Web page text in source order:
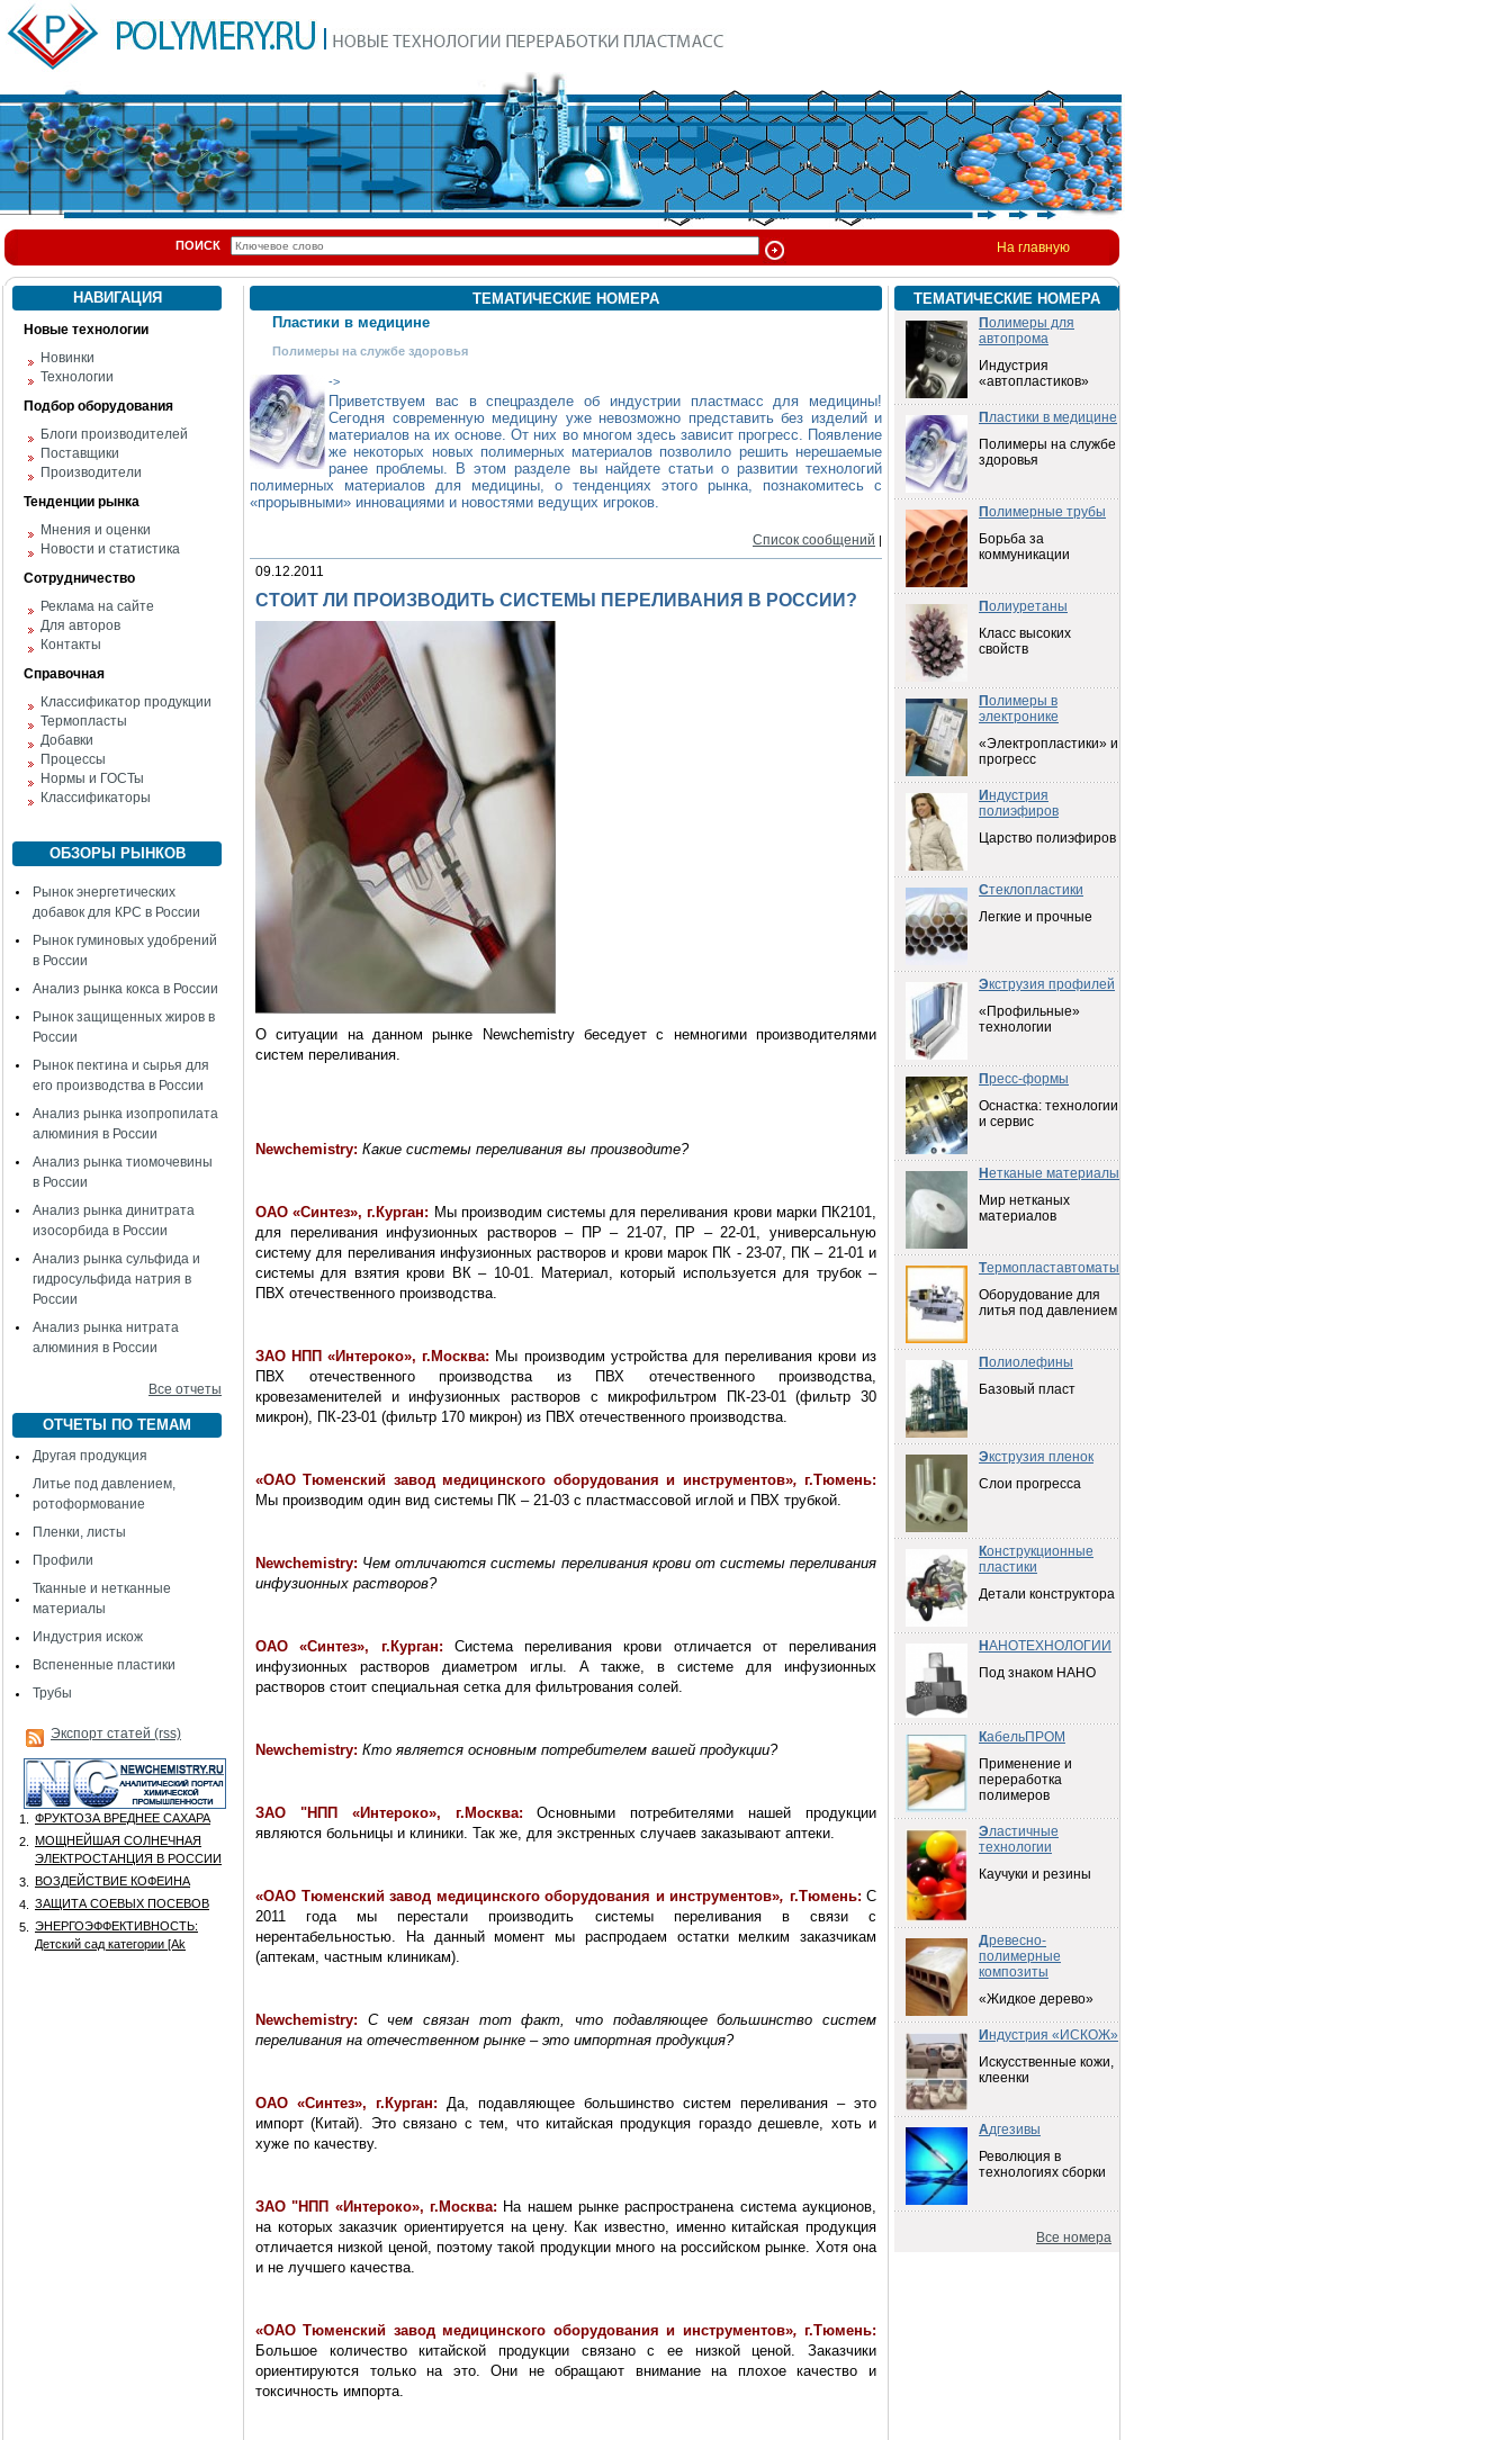
ПОИСК На главную
НАВИГАЦИЯ
Новые технологии
Новинки
Технологии
Подбор оборудования
Блоги производителей
Поставщики
Производители
Тенденции рынка
Мнения и оценки
Новости и статистика
Сотрудничество
Реклама на сайте
Для авторов
Контакты
Справочная
Классификатор продукции
Термопласты
Добавки
Процессы
Нормы и ГОСТы
Классификаторы
ОБЗОРЫ РЫНКОВ
Рынок энергетических
добавок для КРС в России
Рынок гуминовых удобрений
в России
Анализ рынка кокса в России
Рынок защищенных жиров в
России
Рынок пектина и сырья для
его производства в России
Анализ рынка изопропилата
алюминия в России
Анализ рынка тиомочевины
в России
Анализ рынка динитрата
изосорбида в России
Анализ рынка сульфида и
гидросульфида натрия в
России
Анализ рынка нитрата
алюминия в России
Все отчеты
ОТЧЕТЫ ПО ТЕМАМ
Другая продукция
Литье под давлением,
ротоформование
Пленки, листы
Профили
Тканные и нетканные
материалы
Индустрия искож
Вспененные пластики
Трубы
Экспорт статей (rss)
1.
ФРУКТОЗА ВРЕДНЕЕ САХАРА
2.
МОЩНЕЙШАЯ СОЛНЕЧНАЯ
ЭЛЕКТРОСТАНЦИЯ В РОССИИ
3.
ВОЗДЕЙСТВИЕ КОФЕИНА
4.
ЗАЩИТА СОЕВЫХ ПОСЕВОВ
5.
ЭНЕРГОЭФФЕКТИВНОСТЬ:
Детский сад категории [Аk
ТЕМАТИЧЕСКИЕ НОМЕРА
Пластики в медицине
Полимеры на службе здоровья
->
Приветствуем вас в спецразделе об индустрии пластмасс для медицины!
Сегодня современную медицину уже невозможно представить без изделий и
материалов на их основе. От них во многом здесь зависит прогресс. Появление
же некоторых новых полимерных материалов позволило решить нерешаемые
ранее проблемы. В этом разделе вы найдете статьи о развитии технологий
полимерных материалов для медицины, о тенденциях этого рынка, познакомитесь с
«прорывными» инновациями и новостями ведущих игроков.
Список сообщений |
09.12.2011
СТОИТ ЛИ ПРОИЗВОДИТЬ СИСТЕМЫ ПЕРЕЛИВАНИЯ В РОССИИ?
О ситуации на данном рынке Newchemistry беседует с немногими производителями
систем переливания.
Newchemistry: Какие системы переливания вы производите?
ОАО «Синтез», г.Курган: Мы производим системы для переливания крови марки ПК2101,
для переливания инфузионных растворов – ПР – 21-07, ПР – 22-01, универсальную
систему для переливания инфузионных растворов и крови марок ПК - 23-07, ПК – 21-01 и
системы для взятия крови ВК – 10-01. Материал, который используется для трубок –
ПВХ отечественного производства.
ЗАО НПП «Интероко», г.Москва: Мы производим устройства для переливания крови из
ПВХ отечественного производства из ПВХ отечественного производства,
кровезаменителей и инфузионных растворов с микрофильтром ПК-23-01 (фильтр 30
микрон), ПК-23-01 (фильтр 170 микрон) из ПВХ отечественного производства.
«ОАО Тюменский завод медицинского оборудования и инструментов», г.Тюмень:
Мы производим один вид системы ПК – 21-03 с пластмассовой иглой и ПВХ трубкой.
Newchemistry: Чем отличаются системы переливания крови от системы переливания
инфузионных растворов?
ОАО «Синтез», г.Курган: Система переливания крови отличается от переливания
инфузионных растворов диаметром иглы. А также, в системе для инфузионных
растворов стоит специальная сетка для фильтрования солей.
Newchemistry: Кто является основным потребителем вашей продукции?
ЗАО "НПП «Интероко», г.Москва: Основными потребителями нашей продукции
являются больницы и клиники. Так же, для экстренных случаев заказывают аптеки.
«ОАО Тюменский завод медицинского оборудования и инструментов», г.Тюмень: С
2011 года мы перестали производить системы переливания в связи с
нерентабельностью. На данный момент мы распродаем остатки мелким заказчикам
(аптекам, частным клиникам).
Newchemistry: С чем связан тот факт, что подавляющее большинство систем
переливания на отечественном рынке – это импортная продукция?
ОАО «Синтез», г.Курган: Да, подавляющее большинство систем переливания – это
импорт (Китай). Это связано с тем, что китайская продукция гораздо дешевле, хоть и
хуже по качеству.
ЗАО "НПП «Интероко», г.Москва: На нашем рынке распространена система аукционов,
на которых заказчик ориентируется на цену. Как известно, именно китайская продукция
отличается низкой ценой, поэтому такой продукции много на российском рынке. Хотя она
и не лучшего качества.
«ОАО Тюменский завод медицинского оборудования и инструментов», г.Тюмень:
Большое количество китайской продукции связано с ее низкой ценой. Заказчики
ориентируются только на это. Они не обращают внимание на плохое качество и
токсичность импорта.
ТЕМАТИЧЕСКИЕ НОМЕРА
Полимеры для
автопрома
Индустрия
«автопластиков»
Пластики в медицине
Полимеры на службе
здоровья
Полимерные трубы
Борьба за
коммуникации
Полиуретаны
Класс высоких
свойств
Полимеры в
электронике
«Электропластики» и
прогресс
Индустрия
полиэфиров
Царство полиэфиров
Стеклопластики
Легкие и прочные
Экструзия профилей
«Профильные»
технологии
Пресс-формы
Оснастка: технологии
и сервис
Н етканые материалы
Мир нетканых
материалов
Термопластавтоматы
Оборудование для
литья под давлением
Полиолефины
Базовый пласт
Экструзия пленок
Слои прогресса
Конструкционные
пластики
Детали конструктора
Н АНОТЕХНОЛОГИИ
Под знаком НАНО
КабельПРОМ
Применение и
переработка
полимеров
Эластичные
технологии
Каучуки и резины
Древесно-
полимерные
композиты
«Жидкое дерево»
Индустрия «ИСКОЖ»
Искусственные кожи,
клеенки
Адгезивы
Революция в
технологиях сборки
Все номера